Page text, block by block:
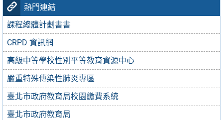
熱門連結
課程總體計劃書書
CRPD 資訊網
高級中等學校性別平等教育資源中心
嚴重特殊傳染性肺炎專區
臺北市政府教育局校園繳費系統
臺北市政府教育局